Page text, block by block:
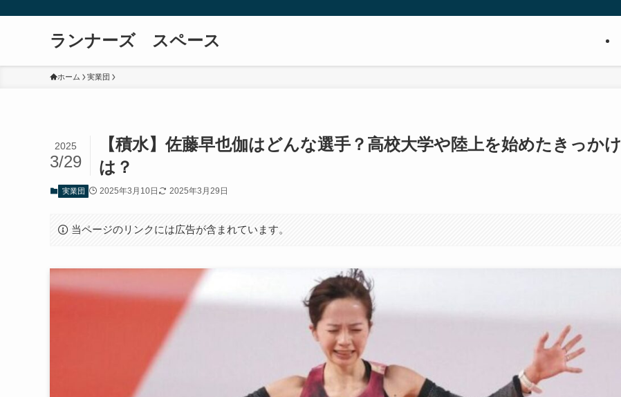
ランナーズ スペース
ホーム 実業団
【積水】佐藤早也伽はどんな選手？高校大学や陸上を始めたきっかけ
は？
2025
3/29
実業団 2025年3月10日 2025年3月29日
当ページのリンクには広告が含まれています。